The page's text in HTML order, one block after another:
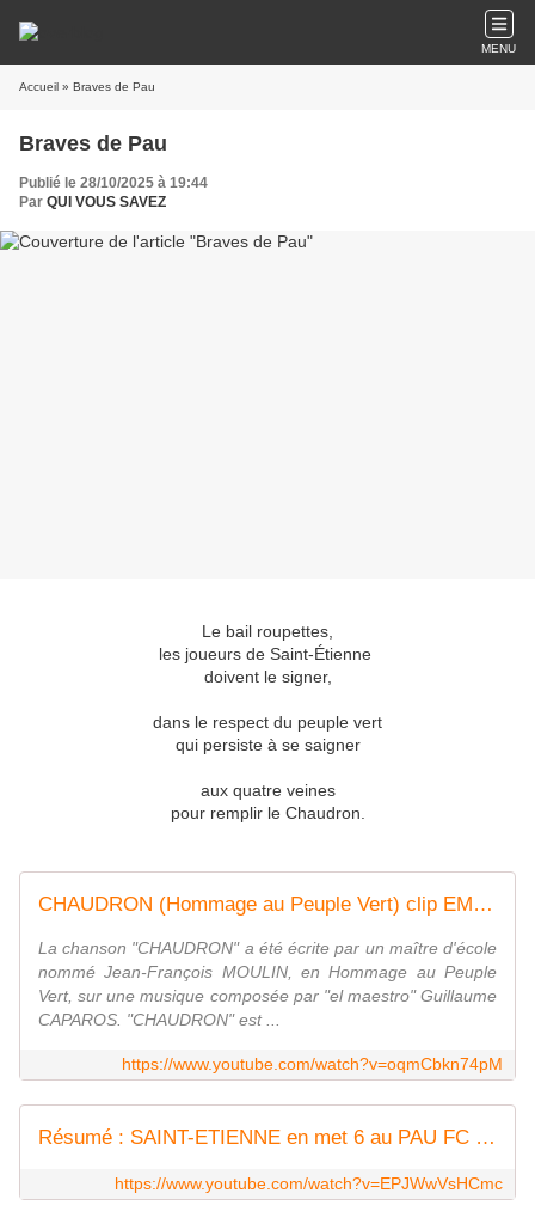
MENU
Accueil » Braves de Pau
Braves de Pau
Publié le 28/10/2025 à 19:44
Par QUI VOUS SAVEZ
Le bail roupettes,
les joueurs de Saint-Étienne
doivent le signer,
dans le respect du peuple vert
qui persiste à se saigner
aux quatre veines
pour remplir le Chaudron.
CHAUDRON (Hommage au Peuple Vert) clip EMR officiel
La chanson "CHAUDRON" a été écrite par un maître d'école
nommé Jean-François MOULIN, en Hommage au Peuple
Vert, sur une musique composée par "el maestro" Guillaume
CAPAROS. "CHAUDRON" est ...
https://www.youtube.com/watch?v=oqmCbkn74pM
Résumé : SAINT-ETIENNE en met 6 au PAU FC et prend la 2eme place !
https://www.youtube.com/watch?v=EPJWwVsHCmc